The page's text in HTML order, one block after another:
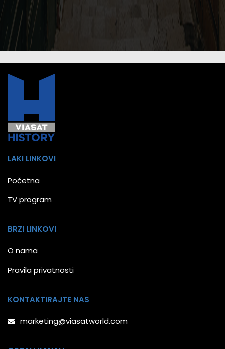
LAKI LINKOVI
Početna
TV program
BRZI LINKOVI
O nama
Pravila privatnosti
KONTAKTIRAJTE NAS
marketing@viasatworld.com